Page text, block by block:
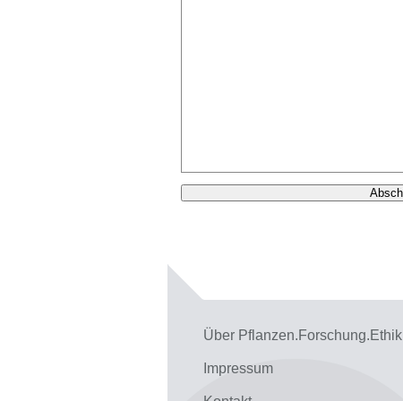
Über Pflanzen.Forschung.Ethik
Impressum